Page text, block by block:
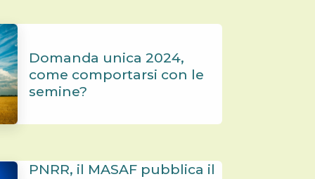
Domanda unica 2024,
come comportarsi con le
semine?
PNRR, il MASAF pubblica il